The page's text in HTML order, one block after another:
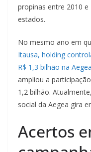
propinas entre 2010
estados.
No mesmo ano em
Itausa, holding
R$ 1,3 bilhão na Aegea
ampliou a
1,2 bilhão.
social da Aegea gira
Acertos